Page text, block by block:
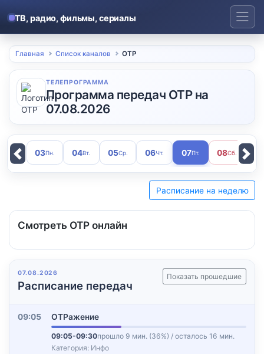
ТВ, радио, фильмы, сериалы
Главная Список каналов ОТР
ТЕЛЕПРОГРАММА
Программа передач ОТР на
07.08.2026
03Пн. 04Вт. 05Ср. 06Чт. 07Пт. 08Сб.
Previous Next
Расписание на неделю
Смотреть ОТР онлайн
07.08.2026
Расписание передач
Показать прошедшие
09:05 ОТРажение
09:05-09:30прошло 9 мин. (36%) / осталось 16 мин.
Категория: Инфо